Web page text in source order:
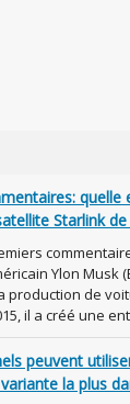
quelle
Starlink
Ylon Musk
production de
il a créé une
peuvent
la plus